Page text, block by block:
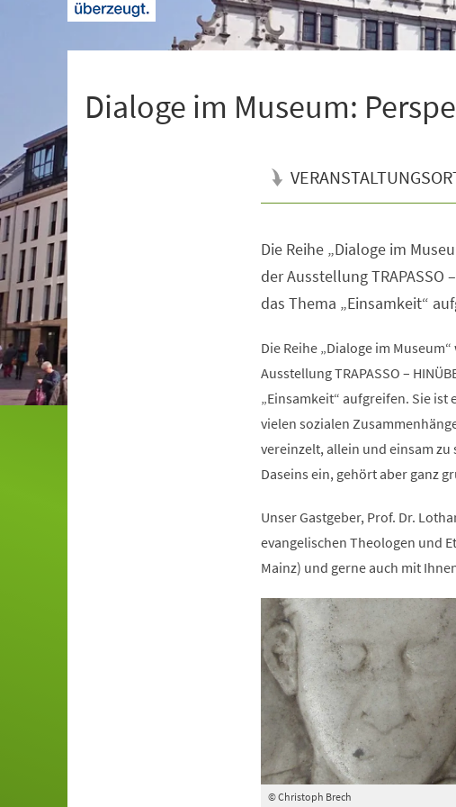
Dialoge im Museum:
Die Reihe „Dialoge im
der Ausstellung TRAPASSO
das Thema „Einsamkeit“
Die Reihe „Dialoge im
Ausstellung TRAPASSO –
„Einsamkeit“ aufgreifen. Sie ist
vielen sozialen
vereinzelt, allein und einsam zu
Daseins ein, gehört aber ganz
Unser Gastgeber, Prof. Dr.
evangelischen Theologen und
Mainz) und gerne auch mit
© Christoph Brech